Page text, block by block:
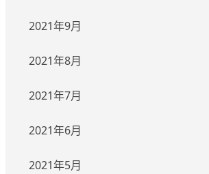
2021年9月
2021年8月
2021年7月
2021年6月
2021年5月